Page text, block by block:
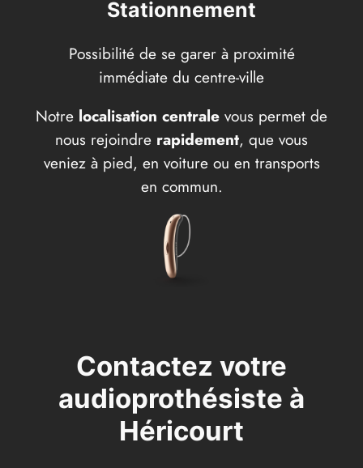
Stationnement
Possibilité de se garer à proximité
immédiate du centre-ville
Notre localisation centrale vous permet de
nous rejoindre rapidement, que vous
veniez à pied, en voiture ou en transports
en commun.
Contactez votre
audioprothésiste à
Héricourt